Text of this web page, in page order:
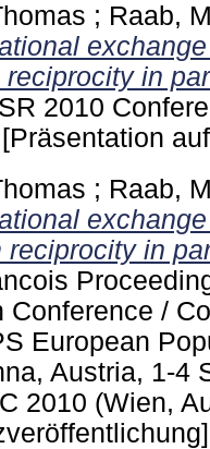
; Raab,
reciprocity in
2010
[Präsentation
; Raab,
reciprocity in
Conference /
European
Austria, 1-4
2010 (Wien,